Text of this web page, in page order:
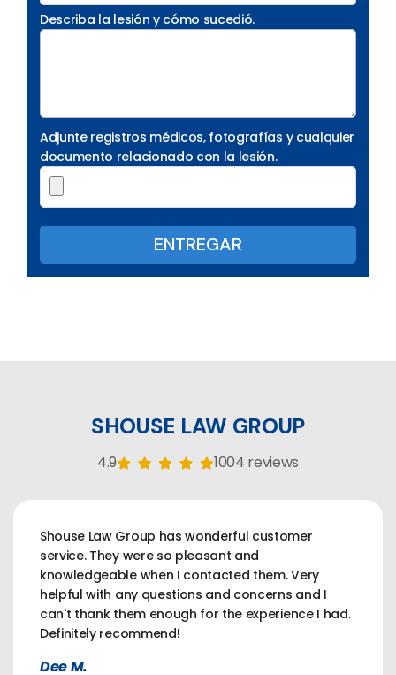
Describa la lesión y cómo sucedió.
Adjunte registros médicos, fotografías y cualquier
documento relacionado con la lesión.
SHOUSE LAW GROUP
4.9 1004 reviews
Shouse Law Group has wonderful customer
service. They were so pleasant and
knowledgeable when I contacted them. Very
helpful with any questions and concerns and I
can't thank them enough for the experience I had.
Definitely recommend!
Dee M.